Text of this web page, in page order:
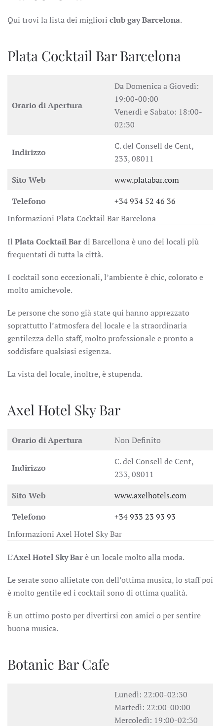
Qui trovi la lista dei migliori club gay Barcelona.
Plata Cocktail Bar Barcelona
Orario di Apertura
Da Domenica a Giovedì:
19:00-00:00
Venerdì e Sabato: 18:00-
02:30
Indirizzo
C. del Consell de Cent,
233, 08011
Sito Web
www.platabar.com
Telefono
+34 934 52 46 36
Informazioni Plata Cocktail Bar Barcelona
Il Plata Cocktail Bardi Barcellona è uno dei locali più
frequentati di tutta la città.
I cocktail sono eccezionali, l’ambiente è chic, colorato e
molto amichevole.
Le persone che sono già state qui hanno apprezzato
soprattutto l’atmosfera del locale e la straordinaria
gentilezza dello staff, molto professionale e pronto a
soddisfare qualsiasi esigenza.
La vista del locale, inoltre, è stupenda.
Axel Hotel Sky Bar
Orario di Apertura Non Definito
Indirizzo
C. del Consell de Cent,
233, 08011
Sito Web
www.axelhotels.com
Telefono
+34 933 23 93 93
Informazioni Axel Hotel Sky Bar
L’Axel Hotel Sky Barè un locale molto alla moda.
Le serate sono allietate con dell’ottima musica, lo staff poi
è molto gentile ed i cocktail sono di ottima qualità.
È un ottimo posto per divertirsi con amici o per sentire
buona musica.
Botanic Bar Cafe
Lunedì: 22:00-02:30
Martedì: 22:00-00:00
Mercoledì: 19:00-02:30